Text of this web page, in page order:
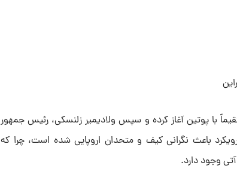
با پوتین آغاز کرده و سپس ولادیمیر زلنسکی، رئیس جمهور
باعث نگرانی کیف و متحدان اروپایی شده است، چرا که
وجود دارد.